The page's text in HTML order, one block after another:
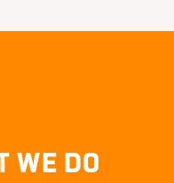
We Do